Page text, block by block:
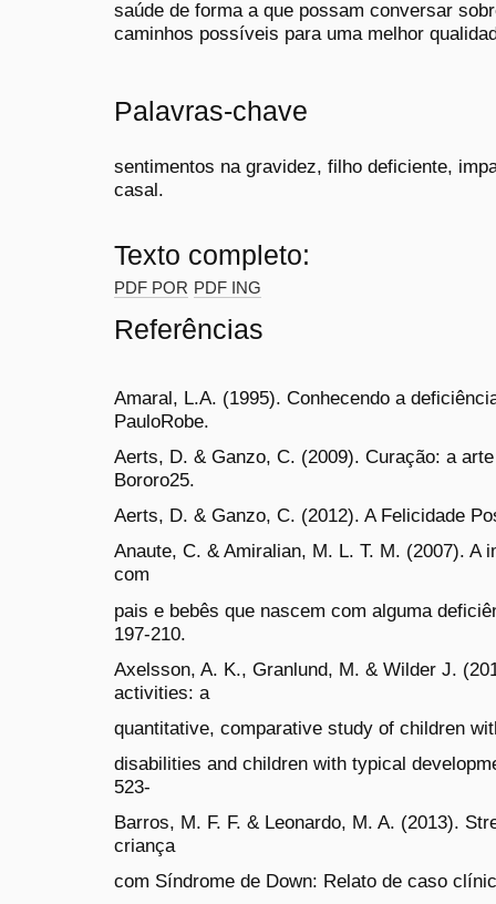
saúde de forma a que possam conversar
caminhos possíveis para uma melhor
Palavras-chave
sentimentos na gravidez, filho deficiente,
casal.
Texto completo:
PDF POR PDF ING
Referências
Amaral, L.A. (1995). Conhecendo a
PauloRobe.
Aerts, D. & Ganzo, C. (2009). Curação: a
Bororo25.
Aerts, D. & Ganzo, C. (2012). A Felicidade
Anaute, C. & Amiralian, M. L. T. M. (2007). A
com
pais e bebês que nascem com alguma
197-210.
Axelsson, A. K., Granlund, M. & Wilder J.
activities: a
quantitative, comparative study of children
disabilities and children with typical
523-
Barros, M. F. F. & Leonardo, M. A. (2013).
criança
com Síndrome de Down: Relato de caso